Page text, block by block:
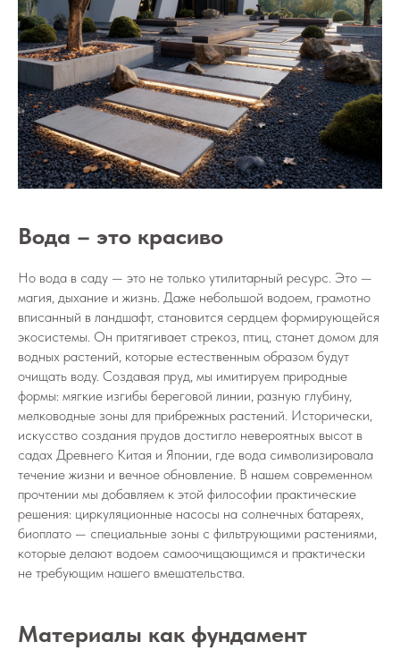
Вода – это красиво
Но вода в саду — это не только утилитарный ресурс. Это —
магия, дыхание и жизнь. Даже небольшой водоем, грамотно
вписанный в ландшафт, становится сердцем формирующейся
экосистемы. Он притягивает стрекоз, птиц, станет домом для
водных растений, которые естественным образом будут
очищать воду. Создавая пруд, мы имитируем природные
формы: мягкие изгибы береговой линии, разную глубину,
мелководные зоны для прибрежных растений. Исторически,
искусство создания прудов достигло невероятных высот в
садах Древнего Китая и Японии, где вода символизировала
течение жизни и вечное обновление. В нашем современном
прочтении мы добавляем к этой философии практические
решения: циркуляционные насосы на солнечных батареях,
биоплато — специальные зоны с фильтрующими растениями,
которые делают водоем самоочищающимся и практически
не требующим нашего вмешательства.
Материалы как фундамент